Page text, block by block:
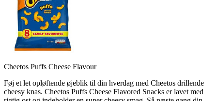
Cheetos Puffs Cheese Flavour
Føj et let opløftende øjeblik til din hverdag med Cheetos drillende
cheesy knas. Cheetos Puffs Cheese Flavored Snacks er lavet med